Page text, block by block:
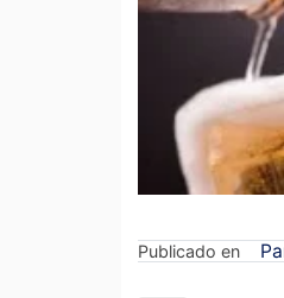
Publicado en